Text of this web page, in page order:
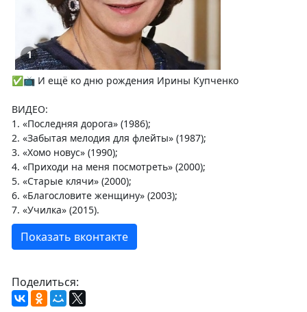
1
✅📺 И ещё ко дню рождения Ирины Купченко
ВИДЕО:
1. «Последняя дорога» (1986);
2. «Забытая мелодия для флейты» (1987);
3. «Хомо новус» (1990);
4. «Приходи на меня посмотреть» (2000);
5. «Старые клячи» (2000);
6. «Благословите женщину» (2003);
7. «Училка» (2015).
Показать вконтакте
Поделиться: